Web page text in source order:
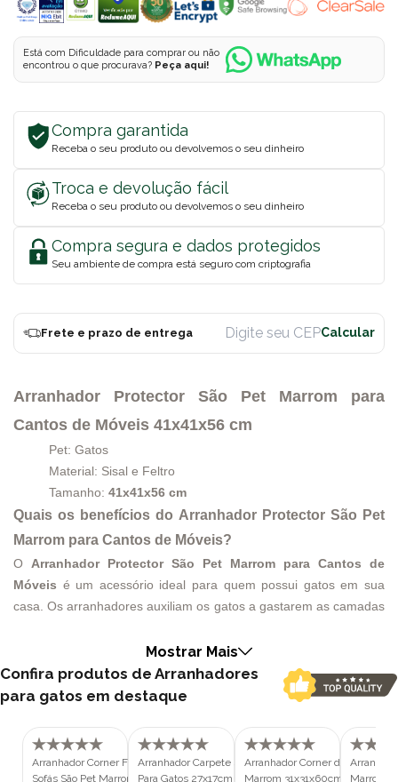
Está com Dificuldade para comprar ou não
encontrou o que procurava? Peça aqui!
Compra garantida
Receba o seu produto ou devolvemos o seu dinheiro
Troca e devolução fácil
Receba o seu produto ou devolvemos o seu dinheiro
Compra segura e dados protegidos
Seu ambiente de compra está seguro com criptografia
Frete e prazo de entrega
Arranhador Protector São Pet Marrom para
Cantos de Móveis 41x41x56 cm
Pet: Gatos
Material: Sisal e Feltro
Tamanho: 41x41x56 cm
Quais os benefícios do Arranhador Protector São Pet
Marrom para Cantos de Móveis?
O Arranhador Protector São Pet Marrom para Cantos de
Móveis é um acessório ideal para quem possui gatos em sua
casa. Os arranhadores auxiliam os gatos a gastarem as camadas
objeto próprio para eles, e não utilizarem móveis da casa de seus
tutores. OArranhador Protector São Pet Marrom para Cantos
de Móveisé um acessório que se acomoda bem nos cantos de
revestimento completo na sua estrutura para proteger os locais
onde forem colocados. Além de possuir uma bolinha de feltro
para estimular a interação do gato com o arranhador.
Mostrar Mais
Confira produtos de Arranhadores
para gatos em destaque
Arranhador Corner Fit para Canto de
Sofás São Pet Marrom para Gatos
Arranhador Carpete São Pet Marrom
Para Gatos 27x17cm
Arranhador Corner de Cantos
Marrom 31x31x60cm
Marrom